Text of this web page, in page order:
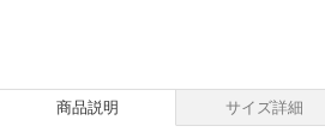
商品説明 サイズ詳細